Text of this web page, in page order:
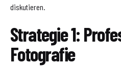
diskutieren.
Strategie 1:
Fotografie